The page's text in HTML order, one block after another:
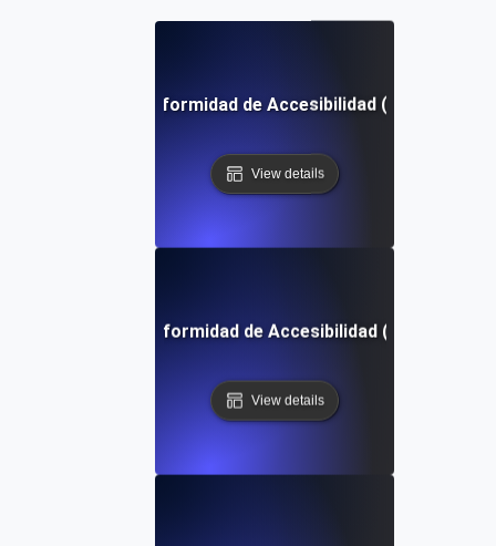
Informe de Conformidad de Accesibilidad (ACR)
View details
Pruebas de Conformidad de Accesibilidad (ACT)
View details